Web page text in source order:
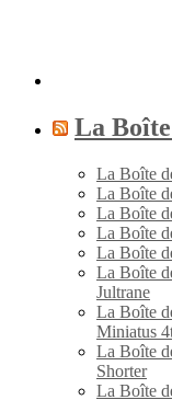
La
La Boîte
La Boîte
La Boîte
La Boîte
La Boîte
La Boîte
Jultrane
La Boîte
Miniatus
La Boîte
Shorter
La Boîte